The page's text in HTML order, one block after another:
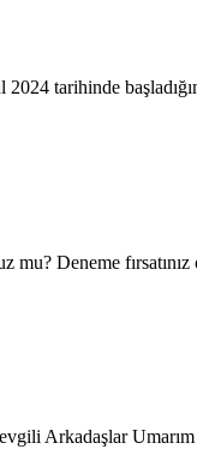
tarihinde
Deneme
Arkadaşlar